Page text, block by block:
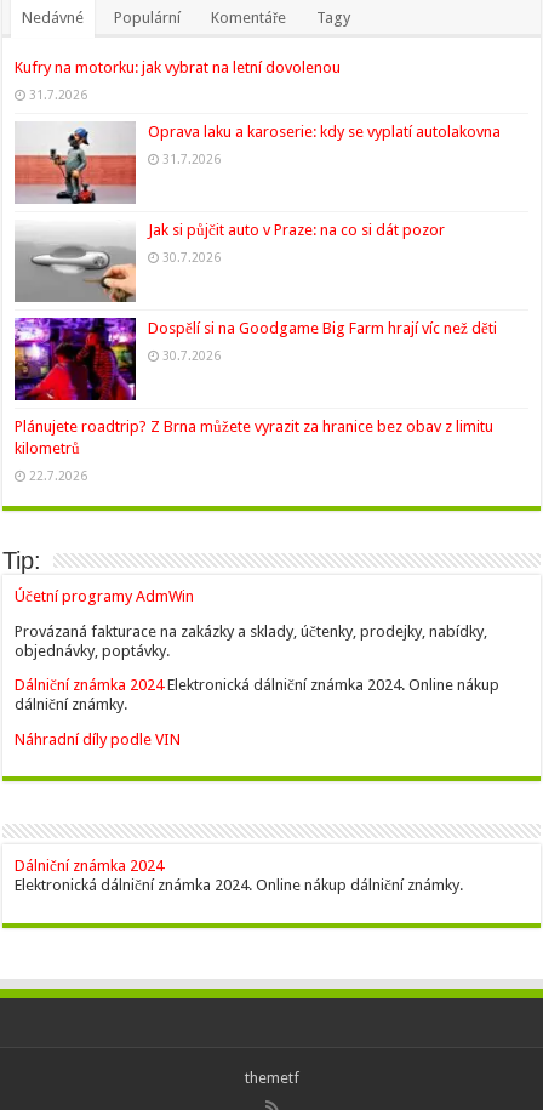
Nedávné Populární Komentáře Tagy
Kufry na motorku: jak vybrat na letní dovolenou
31.7.2026
Oprava laku a karoserie: kdy se vyplatí autolakovna
31.7.2026
Jak si půjčit auto v Praze: na co si dát pozor
30.7.2026
Dospělí si na Goodgame Big Farm hrají víc než děti
30.7.2026
Plánujete roadtrip? Z Brna můžete vyrazit za hranice bez obav z limitu
kilometrů
22.7.2026
Tip:
Účetní programy AdmWin
Provázaná fakturace na zakázky a sklady, účtenky, prodejky, nabídky,
objednávky, poptávky.
Dálniční známka 2024Elektronická dálniční známka 2024. Online nákup
dálniční známky.
Náhradní díly podle VIN
Dálniční známka 2024
Elektronická dálniční známka 2024. Online nákup dálniční známky.
themetf